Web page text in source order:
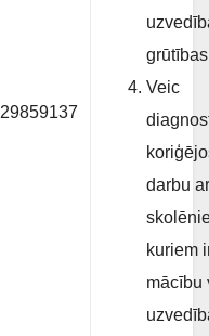
29859137
Veic
darbu ar
kuriem
mācību